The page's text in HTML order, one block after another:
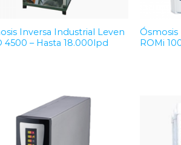
Inversa Industrial Leven
4500 – Hasta 18.000lpd
ROMi